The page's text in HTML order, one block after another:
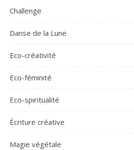
Challenge
Danse de la Lune
Eco-créativité
Eco-féminité
Eco-spiritualité
Écriture créative
Magie végétale